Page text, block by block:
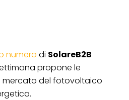
numero di SolareB2B
propone le
mercato del fotovoltaico